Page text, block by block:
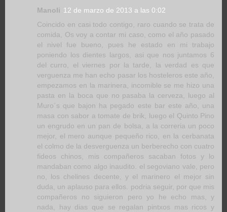
Manoli 12 de marzo de 2013 a las 0:02
Coincido en casi todo contigo, raro cuando se trata de
comida, Os voy a contar mi caso, como el año pasado
el nivel fue bueno, pues he estado en mi trabajo
poniendo los dientes largos, asi que nos juntamos 6
del curro, el viernes por la tarde, la verdad es que
verguenza me han echo pasar los hosteleros este año,
empezamos en la marinera, incomible se me hizo una
pasta en la boca que no pasaba la cerveza, luego al
Muro´s que bajon ha pegado este bar este año, una
masa con sabor a tomate de brik, luego el Quinto Pino
un engrudo en un pan de bolsa, a la correria un poco
mejor, el mero aunque pequeño rico, en la cerbanata
el colmo de la desverguenza un berberecho con cuatro
fideos chinos, mis compañeros sacaban fotos y lo
mandaban como algo inaudito. el segoviano vale, pero
no, los chelines decente, y el marinero el mejor sin
duda, un aplauso para ellos. podria seguir, por que mis
compañeros no siguieron pero yo he echo mas, y
nada, hay dias que se regalan pintxos mas ricos y